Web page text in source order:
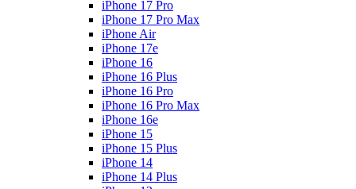
iPhone 17 Pro
iPhone 17 Pro Max
iPhone Air
iPhone 17e
iPhone 16
iPhone 16 Plus
iPhone 16 Pro
iPhone 16 Pro Max
iPhone 16e
iPhone 15
iPhone 15 Plus
iPhone 14
iPhone 14 Plus